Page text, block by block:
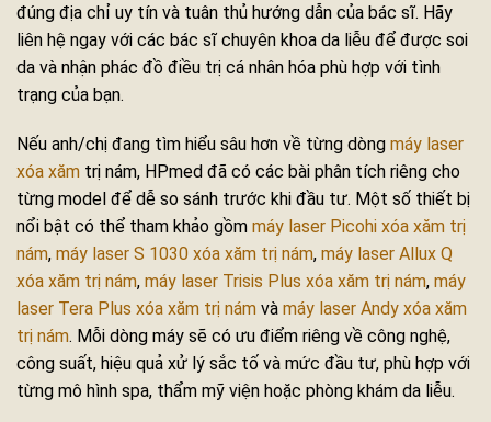
đúng địa chỉ uy tín và tuân thủ hướng dẫn của bác sĩ. Hãy
liên hệ ngay với các bác sĩ chuyên khoa da liễu để được soi
da và nhận phác đồ điều trị cá nhân hóa phù hợp với tình
trạng của bạn.
Nếu anh/chị đang tìm hiểu sâu hơn về từng dòng máy laser
xóa xăm trị nám, HPmed đã có các bài phân tích riêng cho
từng model để dễ so sánh trước khi đầu tư. Một số thiết bị
nổi bật có thể tham khảo gồm máy laser Picohi xóa xăm trị
nám, máy laser S 1030 xóa xăm trị nám, máy laser Allux Q
xóa xăm trị nám, máy laser Trisis Plus xóa xăm trị nám, máy
laser Tera Plus xóa xăm trị nám và máy laser Andy xóa xăm
trị nám. Mỗi dòng máy sẽ có ưu điểm riêng về công nghệ,
công suất, hiệu quả xử lý sắc tố và mức đầu tư, phù hợp với
từng mô hình spa, thẩm mỹ viện hoặc phòng khám da liễu.